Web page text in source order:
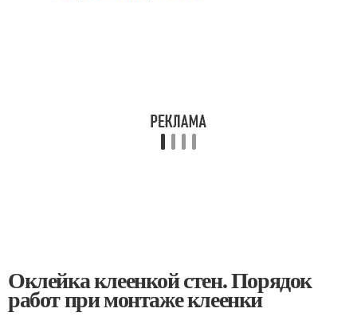
Оклейка клеенкой стен. Порядок
работ при монтаже клеенки